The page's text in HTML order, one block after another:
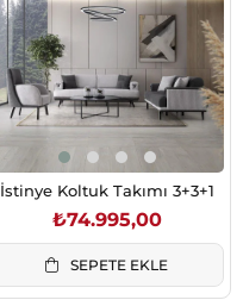
İstinye Koltuk Takımı 3+3+1
₺74.995,00
SEPETE EKLE